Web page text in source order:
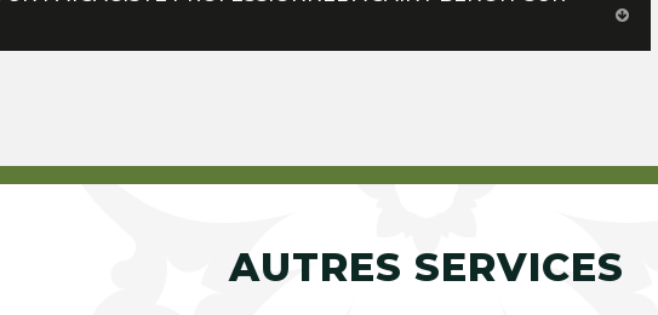
AUTRES SERVICES